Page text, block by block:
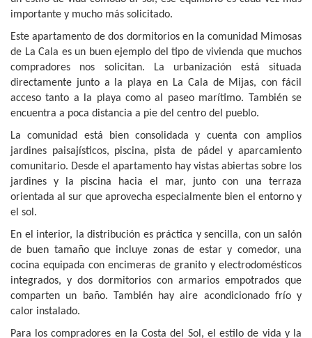
importante y mucho más solicitado.
Este apartamento de dos dormitorios en la comunidad Mimosas
de La Cala es un buen ejemplo del tipo de vivienda que muchos
compradores nos solicitan. La urbanización está situada
directamente junto a la playa en La Cala de Mijas, con fácil
acceso tanto a la playa como al paseo marítimo. También se
encuentra a poca distancia a pie del centro del pueblo.
La comunidad está bien consolidada y cuenta con amplios
jardines paisajísticos, piscina, pista de pádel y aparcamiento
comunitario. Desde el apartamento hay vistas abiertas sobre los
jardines y la piscina hacia el mar, junto con una terraza
orientada al sur que aprovecha especialmente bien el entorno y
el sol.
En el interior, la distribución es práctica y sencilla, con un salón
de buen tamaño que incluye zonas de estar y comedor, una
cocina equipada con encimeras de granito y electrodomésticos
integrados, y dos dormitorios con armarios empotrados que
comparten un baño. También hay aire acondicionado frío y
calor instalado.
Para los compradores en la Costa del Sol, el estilo de vida y la